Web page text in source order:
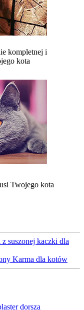
kompletnej i
kota
Twojego kota
suszonej kaczki dla
Karma dla kotów